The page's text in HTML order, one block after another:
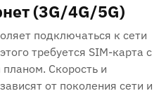
(3G/4G/5G)
подключаться к сети
требуется SIM-карта с
Скорость и
от поколения сети и